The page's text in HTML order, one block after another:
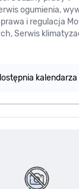
ogumienia,
i regulacja
Serwis
kalendarza